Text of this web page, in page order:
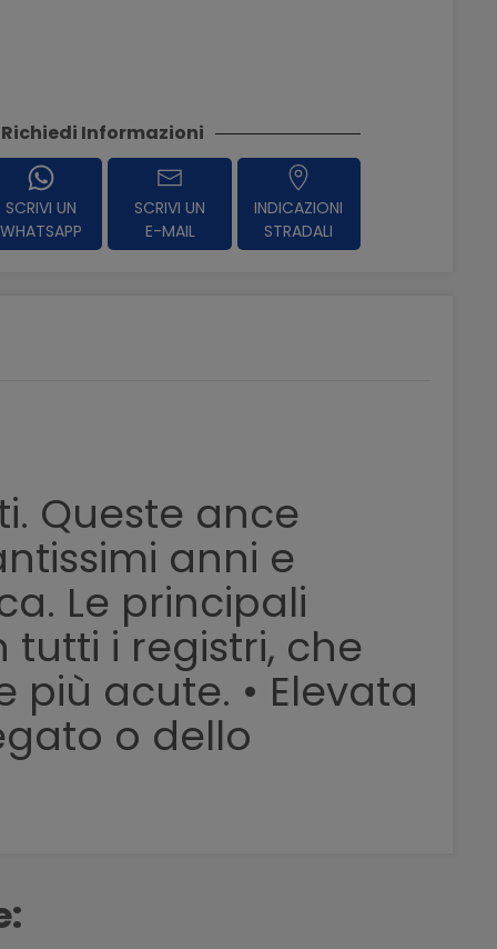
Richiedi Informazioni
SCRIVI UN
WHATSAPP
SCRIVI UN
E-MAIL
INDICAZIONI
STRADALI
Queste ance
anni e
Le principali
tutti i registri, che
acute. • Elevata
o dello